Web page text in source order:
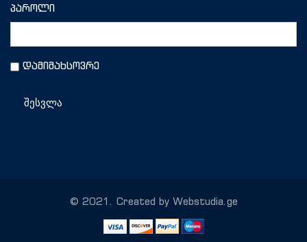
პაროლი
დამიმახსოვრე
შესვლა
© 2021. Created by Webstudia.ge